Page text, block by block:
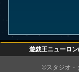
遊戯王ニューロ
©スタジオ・